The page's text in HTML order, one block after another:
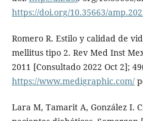
https://doi.org/10.35663/
Romero R. Estilo y calidad de
mellitus tipo 2. Rev Med Inst
2011 [Consultado 2022 Oct 2];
https://www.medigraphic.com/
Lara M, Tamarit A, González I.